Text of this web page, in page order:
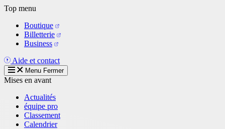
Aller
contenu
principal
Top menu
Boutique
Billetterie
Business
Aide et contact
Menu Fermer
Mises en avant
Actualités
équipe pro
Classement
Calendrier